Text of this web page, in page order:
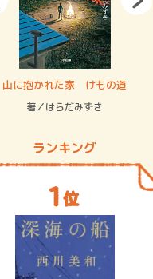
山に抱かれた家 けもの道
著／はらだみずき
ランキング